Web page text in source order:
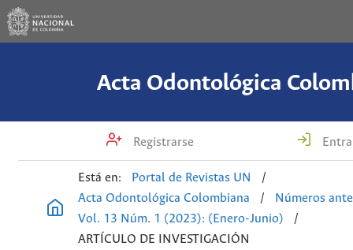
Acta Odontológica
Registrarse
Está en: Portal de Revistas UN
/
Acta Odontológica Colombiana
/
Números
Vol. 13 Núm. 1 (2023): (Enero-Junio)
/
ARTÍCULO DE INVESTIGACIÓN